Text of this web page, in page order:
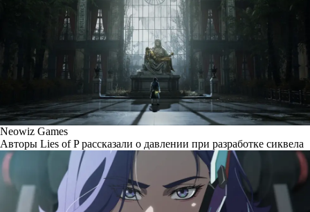
Neowiz Games
Авторы Lies of P рассказали о давлении при разработке сиквела